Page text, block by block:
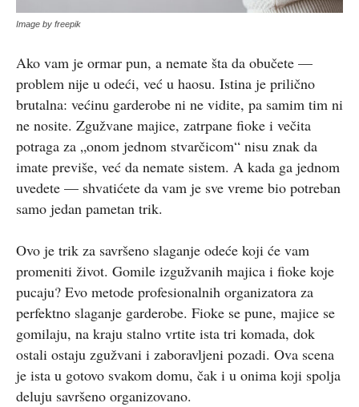
Image by freepik
Ako vam je ormar pun, a nemate šta da obučete —
problem nije u odeći, već u haosu. Istina je prilično
brutalna: većinu garderobe ni ne vidite, pa samim tim ni
ne nosite. Zgužvane majice, zatrpane fioke i večita
potraga za „onom jednom stvarčicom“ nisu znak da
imate previše, već da nemate sistem. A kada ga jednom
uvedete — shvatićete da vam je sve vreme bio potreban
samo jedan pametan trik.
Ovo je trik za savršeno slaganje odeće koji će vam
promeniti život. Gomile izgužvanih majica i fioke koje
pucaju? Evo metode profesionalnih organizatora za
perfektno slaganje garderobe. Fioke se pune, majice se
gomilaju, na kraju stalno vrtite ista tri komada, dok
ostali ostaju zgužvani i zaboravljeni pozadi. Ova scena
je ista u gotovo svakom domu, čak i u onima koji spolja
deluju savršeno organizovano.